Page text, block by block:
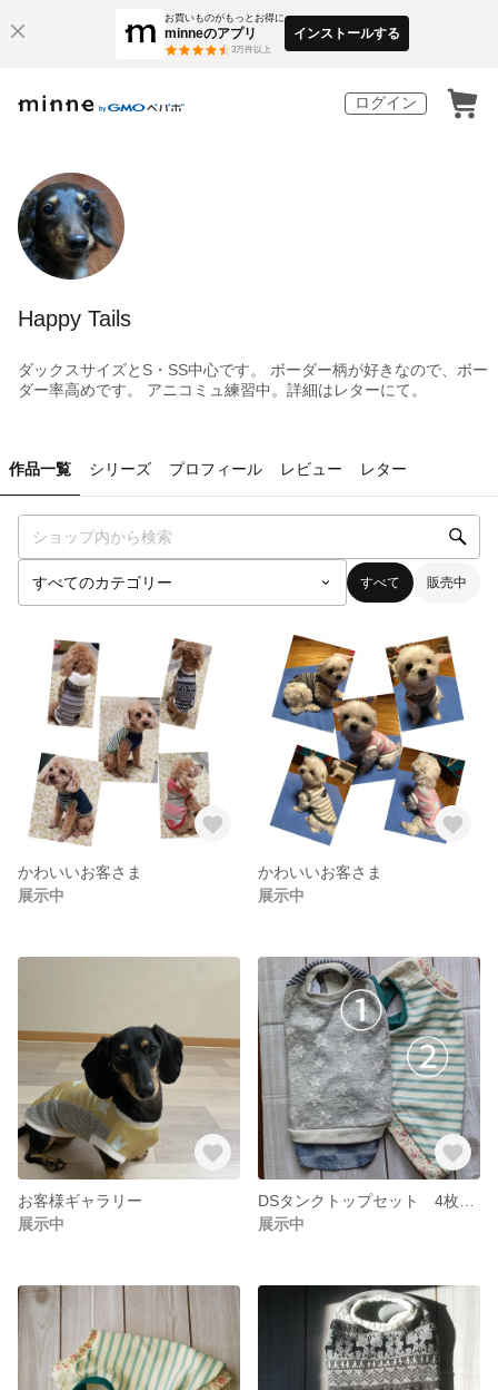
お買いものがもっとお得に
minneのアプリ
3万件以上
インストールする
ログイン
Happy Tails
ダックスサイズとS・SS中心です。 ボーダー柄が好きなので、ボー
ダー率高めです。 アニコミュ練習中。詳細はレターにて。
作品一覧 シリーズ プロフィール レビュー レター
すべて 販売中
かわいいお客さま
展示中
かわいいお客さま
展示中
お客様ギャラリー
展示中
展示中